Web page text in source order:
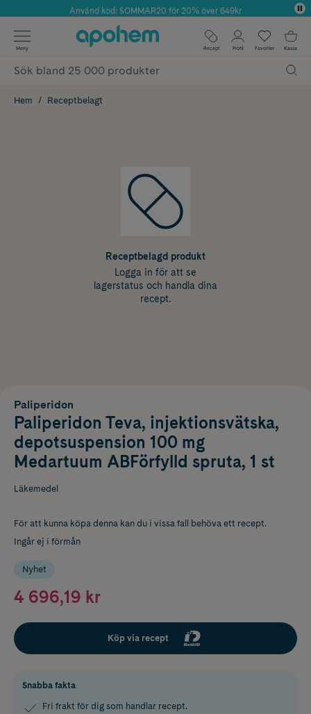
Årets Butik 2025 inom Skönhet
Använd kod: SOMMAR20 för 20% över 649kr
✓ Fri frakt
✓ Poäng på alla köp*
Meny Recept Profil Favoriter Kassa
Hem Receptbelagt
Receptbelagd produkt
Logga in för att se
lagerstatus och handla dina
recept.
Paliperidon
Paliperidon Teva, injektionsvätska,
depotsuspension 100 mg
Medartuum ABFörfylld spruta, 1 st
Läkemedel
För att kunna köpa denna kan du i vissa fall behöva ett recept.
Ingår ej i förmån
Nyhet
4 696,19 kr
Köp via recept
Snabba fakta
Fri frakt för dig som handlar recept.